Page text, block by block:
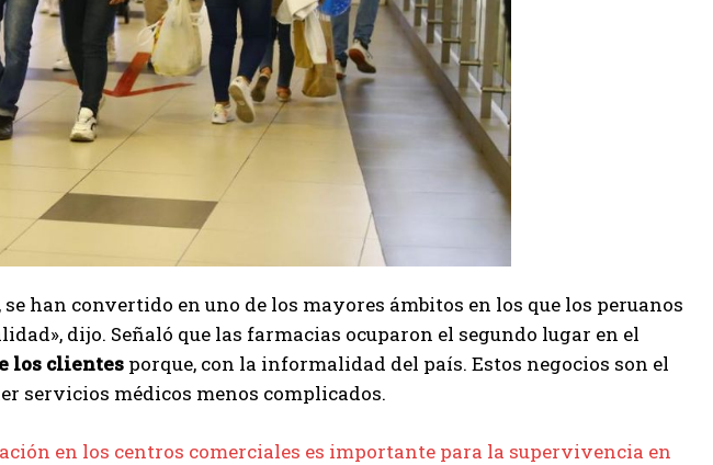
han convertido en uno de los mayores ámbitos en los que los peruanos
dijo. Señaló que las farmacias ocuparon el segundo lugar en el
los clientes porque, con la informalidad del país. Estos negocios son el
servicios médicos menos complicados.
en los centros comerciales es importante para la supervivencia en